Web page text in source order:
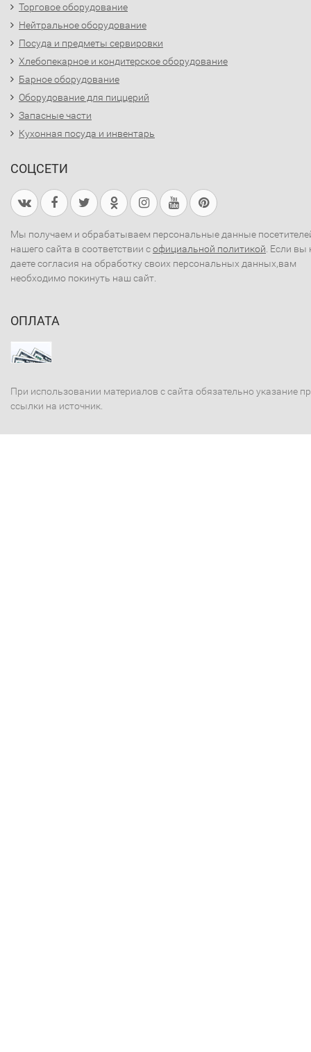
Торговое оборудование
Нейтральное оборудование
Посуда и предметы сервировки
Хлебопекарное и кондитерское оборудование
Барное оборудование
Оборудование для пиццерий
Запасные части
Кухонная посуда и инвентарь
СОЦСЕТИ
Мы получаем и обрабатываем персональные данные
нашего сайта в соответствии софициальной политикой . Если вы
даете согласия на обработку своих персональных данных,вам
необходимо покинуть наш сайт.
ОПЛАТА
При использовании материалов с сайта обязательно указание
ссылки на источник.